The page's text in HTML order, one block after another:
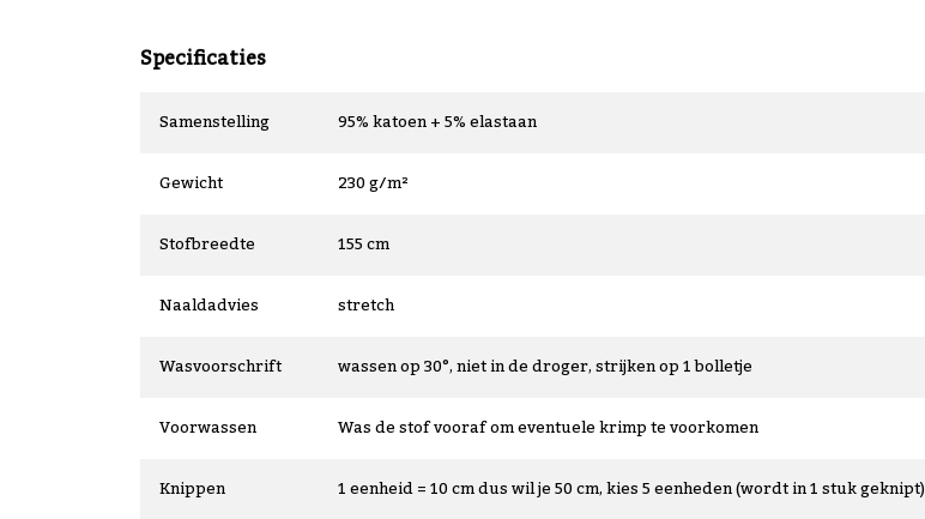
Specificaties
Samenstelling
95% katoen + 5% elastaan
Gewicht
230 g/m²
Stofbreedte
155 cm
Naaldadvies
stretch
Wasvoorschrift
wassen op 30°, niet in de droger, strijken op 1 bolletje
Voorwassen
Was de stof vooraf om eventuele krimp te voorkomen
Knippen
1 eenheid = 10 cm dus wil je 50 cm, kies 5 eenheden (wordt in 1 stuk geknipt)